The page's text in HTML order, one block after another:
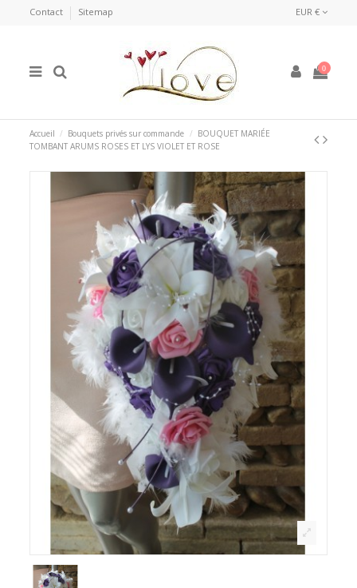
Contact Sitemap EUR €
0
Accueil Bouquets privés sur commande
BOUQUET MARIÉE
TOMBANT ARUMS ROSES ET LYS VIOLET ET ROSE